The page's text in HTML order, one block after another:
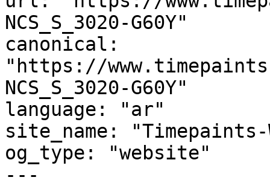
NCS_S_3020-G60Y"
canonical:
"https://
NCS_S_3020-G60Y"
language: "ar"
site_name:
og_type: "website"
---